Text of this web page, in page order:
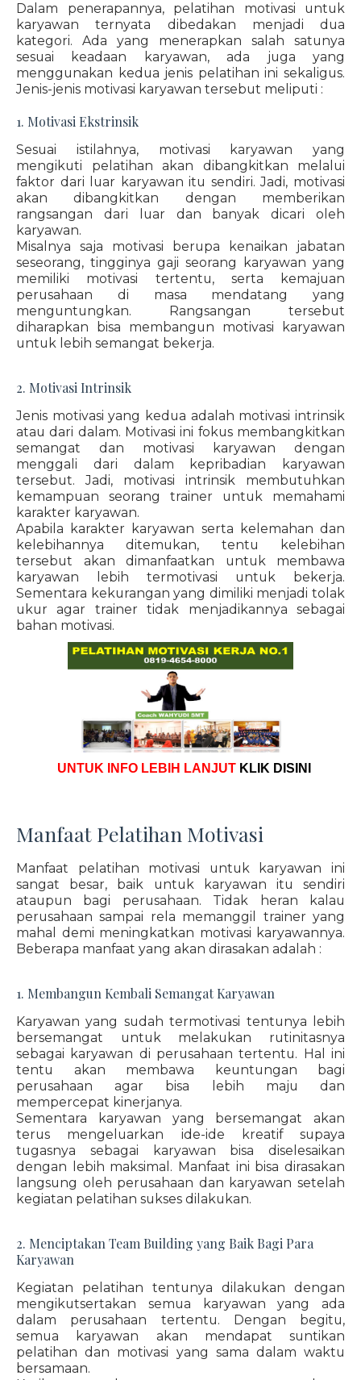
Dalam penerapannya, pelatihan motivasi untuk
karyawan ternyata dibedakan menjadi dua
kategori. Ada yang menerapkan salah satunya
sesuai keadaan karyawan, ada juga yang
menggunakan kedua jenis pelatihan ini sekaligus.
Jenis-jenis motivasi karyawan tersebut meliputi :
1. Motivasi Ekstrinsik
Sesuai istilahnya, motivasi karyawan yang
mengikuti pelatihan akan dibangkitkan melalui
faktor dari luar karyawan itu sendiri. Jadi, motivasi
akan dibangkitkan dengan memberikan
rangsangan dari luar dan banyak dicari oleh
karyawan.
Misalnya saja motivasi berupa kenaikan jabatan
seseorang, tingginya gaji seorang karyawan yang
memiliki motivasi tertentu, serta kemajuan
perusahaan di masa mendatang yang
menguntungkan. Rangsangan tersebut
diharapkan bisa membangun motivasi karyawan
untuk lebih semangat bekerja.
2. Motivasi Intrinsik
Jenis motivasi yang kedua adalah motivasi intrinsik
atau dari dalam. Motivasi ini fokus membangkitkan
semangat dan motivasi karyawan dengan
menggali dari dalam kepribadian karyawan
tersebut. Jadi, motivasi intrinsik membutuhkan
kemampuan seorang trainer untuk memahami
karakter karyawan.
Apabila karakter karyawan serta kelemahan dan
kelebihannya ditemukan, tentu kelebihan
tersebut akan dimanfaatkan untuk membawa
karyawan lebih termotivasi untuk bekerja.
Sementara kekurangan yang dimiliki menjadi tolak
ukur agar trainer tidak menjadikannya sebagai
bahan motivasi.
UNTUK INFO LEBIH LANJUT KLIK DISINI
Manfaat Pelatihan Motivasi
Manfaat pelatihan motivasi untuk karyawan ini
sangat besar, baik untuk karyawan itu sendiri
ataupun bagi perusahaan. Tidak heran kalau
perusahaan sampai rela memanggil trainer yang
mahal demi meningkatkan motivasi karyawannya.
Beberapa manfaat yang akan dirasakan adalah :
1. Membangun Kembali Semangat Karyawan
Karyawan yang sudah termotivasi tentunya lebih
bersemangat untuk melakukan rutinitasnya
sebagai karyawan di perusahaan tertentu. Hal ini
tentu akan membawa keuntungan bagi
perusahaan agar bisa lebih maju dan
mempercepat kinerjanya.
Sementara karyawan yang bersemangat akan
terus mengeluarkan ide-ide kreatif supaya
tugasnya sebagai karyawan bisa diselesaikan
dengan lebih maksimal. Manfaat ini bisa dirasakan
langsung oleh perusahaan dan karyawan setelah
kegiatan pelatihan sukses dilakukan.
2. Menciptakan Team Building yang Baik Bagi Para
Karyawan
Kegiatan pelatihan tentunya dilakukan dengan
mengikutsertakan semua karyawan yang ada
dalam perusahaan tertentu. Dengan begitu,
semua karyawan akan mendapat suntikan
pelatihan dan motivasi yang sama dalam waktu
bersamaan.